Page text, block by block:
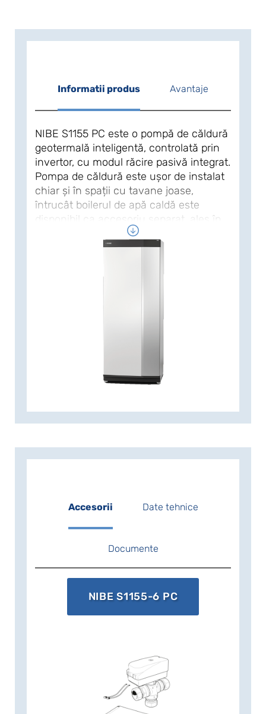
Informatii produs Avantaje
NIBE S1155 PC este o pompă de căldură
geotermală inteligentă, controlată prin
invertor, cu modul răcire pasivă integrat.
Pompa de căldură este ușor de instalat
chiar și în spații cu tavane joase,
întrucât boilerul de apă caldă este
disponibil ca accesoriu separat, ales în
funcție de necesarul de apă caldă
menajeră . Cu ajutorul NIBE S1255 PC
energie, întrucât pompa de căldură se
este un jucător important în domeniul
experiență în producerea de pompe de
căldură geotermale de diverse puteri și
costuri minime de operare Pompa de
căldură este disponibilă în următoarele
integrantă a casei dumneavoastră.
inteligente, temperatura din interiorul
locuinței se reglează automată, iar
controla funcționarea pompei de
căldură direct de pe telefon sau tabletă.
Beneficiați de un nivel de confort
maxim cu un consum minim de
Accesorii Date tehnice
Documente
NIBE S1155-6 PC